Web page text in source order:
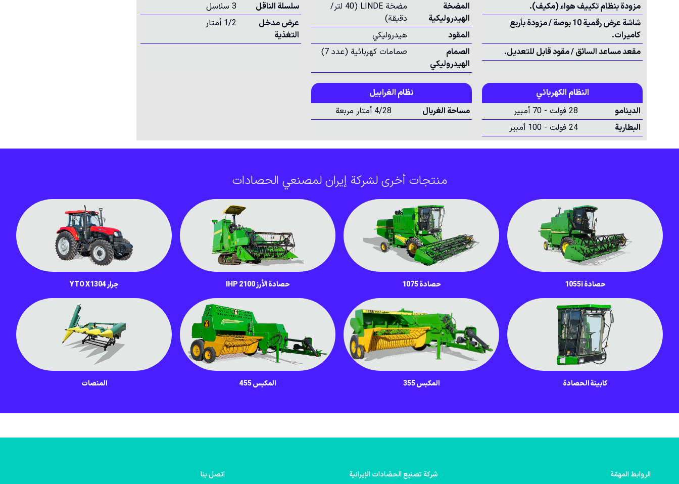
مزودة بنظام تكييف هواء (مكيف).
شاشة عرض رقمية 10 بوصة / مزودة بأربع
كاميرات.
مقعد مساعد السائق / مقود قابل للتعديل.
المضخة
الهيدروليكية
مضخة LINDE (40 لتر/
دقيقة)
المقود
هيدروليكي
الصمام
الهيدروليكي
صمامات كهربائية (عدد 7)
سلسلة الناقل
3 سلاسل
عرض مدخل
التغذية
1/2 أمتار
النظام الكهربائي
الدينامو
28 فولت - 70 أمبير
البطارية
24 فولت - 100 أمبير
نظام الغرابيل
مساحة الغربال
4/28 أمتار مربعة
منتجات أخرى لشركة إيران لمصنعي الحصادات
حصادة 1055i حصادة 1075 حصادة الأرز IHP 2100 جرار YTO X1304
كابينة الحصادة المكبس 355 المكبس 455 المنصات
الروابط المهمّة شركة تصنيع الحصّادات الإيرانية اتصل بنا